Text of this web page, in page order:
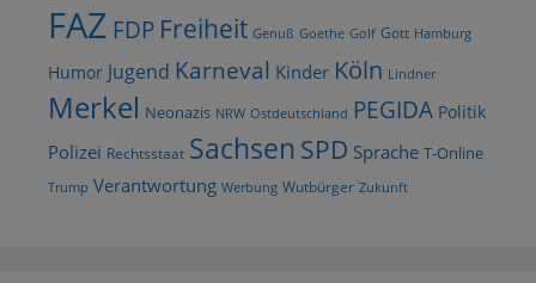
FAZ FDP Freiheit Genuß Goethe Golf Gott Hamburg
Humor Jugend Karneval Kinder Köln Lindner
Merkel Neonazis NRW Ostdeutschland PEGIDA Politik
Polizei Rechtsstaat Sachsen SPD Sprache T-Online
Trump Verantwortung Werbung Wutbürger Zukunft